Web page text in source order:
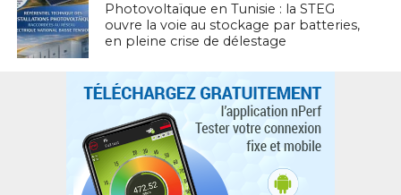
Photovoltaïque en Tunisie : la STEG
ouvre la voie au stockage par batteries,
en pleine crise de délestage